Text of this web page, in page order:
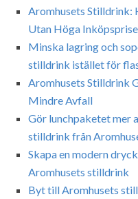
Aromhusets Stilldrink:
Utan Höga
Minska lagring och
stilldrink istället för
Aromhusets Stilldrink
Mindre Avfall
Gör lunchpaketet mer
stilldrink från
Skapa en modern
Aromhusets stilldrink
Byt till Aromhusets